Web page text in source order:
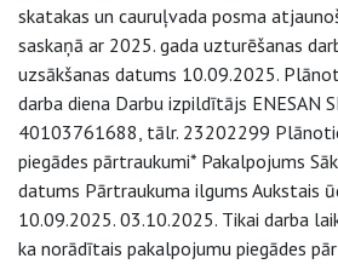
skatakas un cauruļvada posma
saskaņā ar 2025. gada uzturēšanas
uzsākšanas datums 10.09.2025.
darba diena Darbu izpildītājs ENESAN
40103761688, tālr. 23202299
piegādes pārtraukumi* Pakalpojums
datums Pārtraukuma ilgums Aukstais
10.09.2025. 03.10.2025. Tikai darba
ka norādītais pakalpojumu piegādes